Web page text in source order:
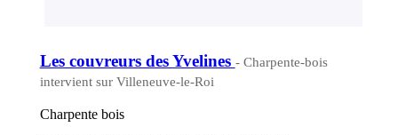
Les couvreurs des Yvelines - Charpente-bois
intervient sur Villeneuve-le-Roi
Charpente bois